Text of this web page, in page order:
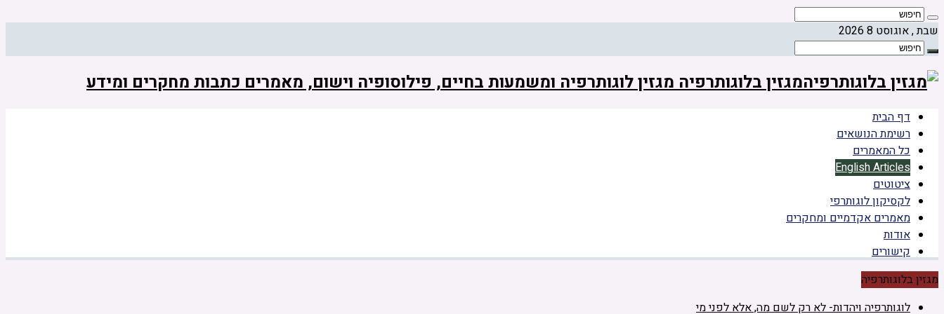
שבת , אוגוסט 8 2026
מגזין בלוגותרפיה מגזין לוגותרפיה ומשמעות בחיים, פילוסופיה וישום, מאמרים כתבות מחקרים ומידע
דף הבית
רשימת הנושאים
כל המאמרים
English Articles
ציטוטים
לקסיקון לוגותרפי
מאמרים אקדמיים ומחקרים
אודות
קישורים
מגזין בלוגותרפיה
לוגותרפיה ויהדות- לא רק לשם מה, אלא לפני מי